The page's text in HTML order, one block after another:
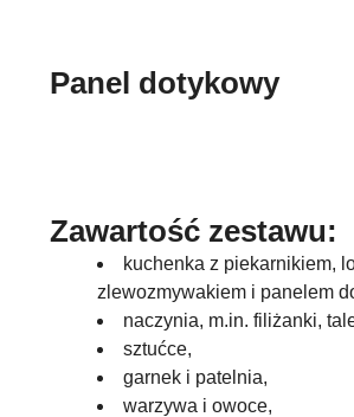
Panel dotykowy
Zawartość zestawu:
kuchenka z piekarnikiem,
zlewozmywakiem i panelem
naczynia, m.in. filiżanki,
sztućce,
garnek i patelnia,
warzywa i owoce,